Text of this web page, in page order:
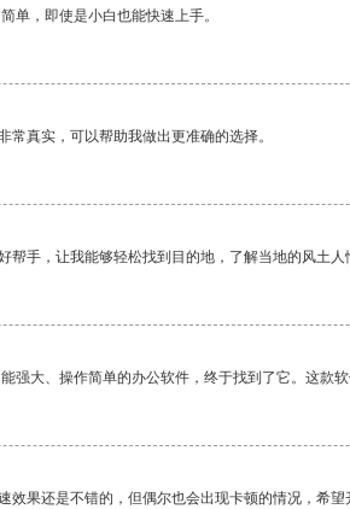
单，即使是小白也能快速上手。
常真实，可以帮助我做出更准确的选择。
帮手，让我能够轻松找到目的地，了解当地的风土人
强大、操作简单的办公软件，终于找到了它。这款
效果还是不错的，但偶尔也会出现卡顿的情况，希望